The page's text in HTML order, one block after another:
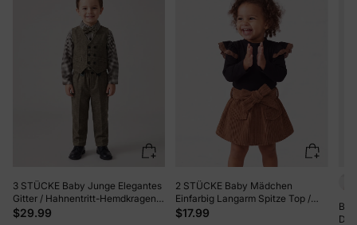
3 STÜCKE Baby Junge Elegantes
Gitter / Hahnentritt-Hemdkragen
Langarm-Set braun
$29.99
2 STÜCKE Baby Mädchen
Einfarbig Langarm Spitze Top /
Gürtel Kleid Set braun
$17.99